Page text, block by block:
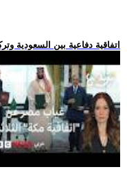
.. اتفاقية دفاعية بين السعودية